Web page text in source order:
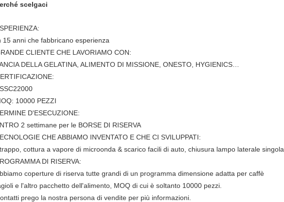
scelgaci
15 anni che fabbricano esperienza
CLIENTE CHE LAVORIAMO CON:
DELLA GELATINA, ALIMENTO DI MISSIONE, ONESTO, HYGIENICS…
10000 PEZZI
D'ESECUZIONE:
2 settimane per le BORSE DI RISERVA
CHE ABBIAMO INVENTATO E CHE CI SVILUPPATI:
cottura a vapore di microonda & scarico facili di auto, chiusura lampo laterale singola
DI RISERVA:
coperture di riserva tutte grandi di un programma dimensione adatta per caffè
e l'altro pacchetto dell'alimento, MOQ di cui è soltanto 10000 pezzi.
prego la nostra persona di vendite per più informazioni.